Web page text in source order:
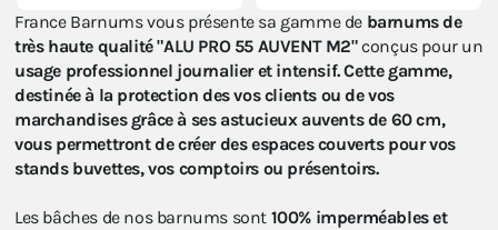
France Barnums vous présente sa gamme de barnums de
très haute qualité "ALU PRO 55 AUVENT M2"conçus pour un
usage professionnel journalier et intensif.Cette gamme,
destinée à la protection des vos clients ou de vos
marchandises grâce à ses astucieux auvents de 60 cm,
vous permettront de créer des espaces couverts pour vos
stands buvettes, vos comptoirs ou présentoirs.
Les bâches de nos barnums sont 100% imperméables et